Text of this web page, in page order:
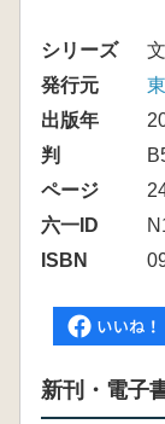
シリーズ
発行元
出版年
判
ページ
六一ID
ISBN
新刊・電子